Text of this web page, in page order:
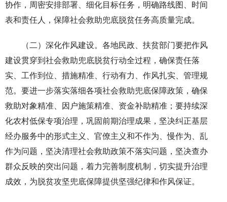
协作，周密安排部署、细化目标任务，明确路线图、时间
表和责任人，保障社会救助兜底脱贫任务高质量完成。
（二）深化作风建设。各地民政、扶贫部门要把作风
建设贯穿到社会救助兜底脱贫行动全过程，确保责任落
实、工作到位、措施精准、行动有力、作风扎实、管理规
范。要进一步落实落细各项社会救助兜底保障政策，确保
救助对象精准、因户施策精准、资金补助精准；要持续深
化农村低保专项治理，巩固前期治理成果，坚决纠正基层
经办服务中的形式主义、官僚主义和不作为、慢作为、乱
作为问题，坚决清理社会救助政策不落实问题，坚决查办
群众反映的突出问题，着力完善制度机制，切实提升治理
成效，为脱贫攻坚兜底保障提供坚强纪律和作风保证。